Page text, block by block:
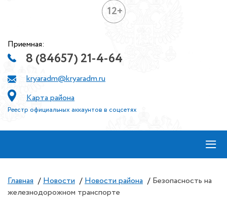
12+
Приемная:
8 (84657) 21-4-64
kryaradm@kryaradm.ru
Карта района
Реестр официальных аккаунтов в соцсетях
≡
Главная / Новости / Новости района / Безопасность на
железнодорожном транспорте